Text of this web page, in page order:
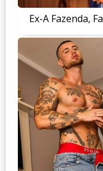
Ex-A Fazenda,